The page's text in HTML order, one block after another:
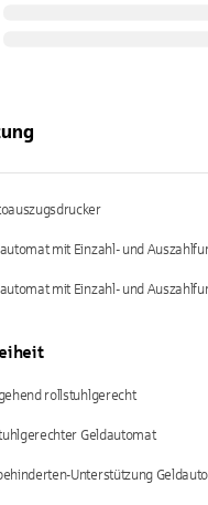
mit Einzahl- und
mit Einzahl- und
rollstuhlgerecht
Geldautomat
Unterstützung